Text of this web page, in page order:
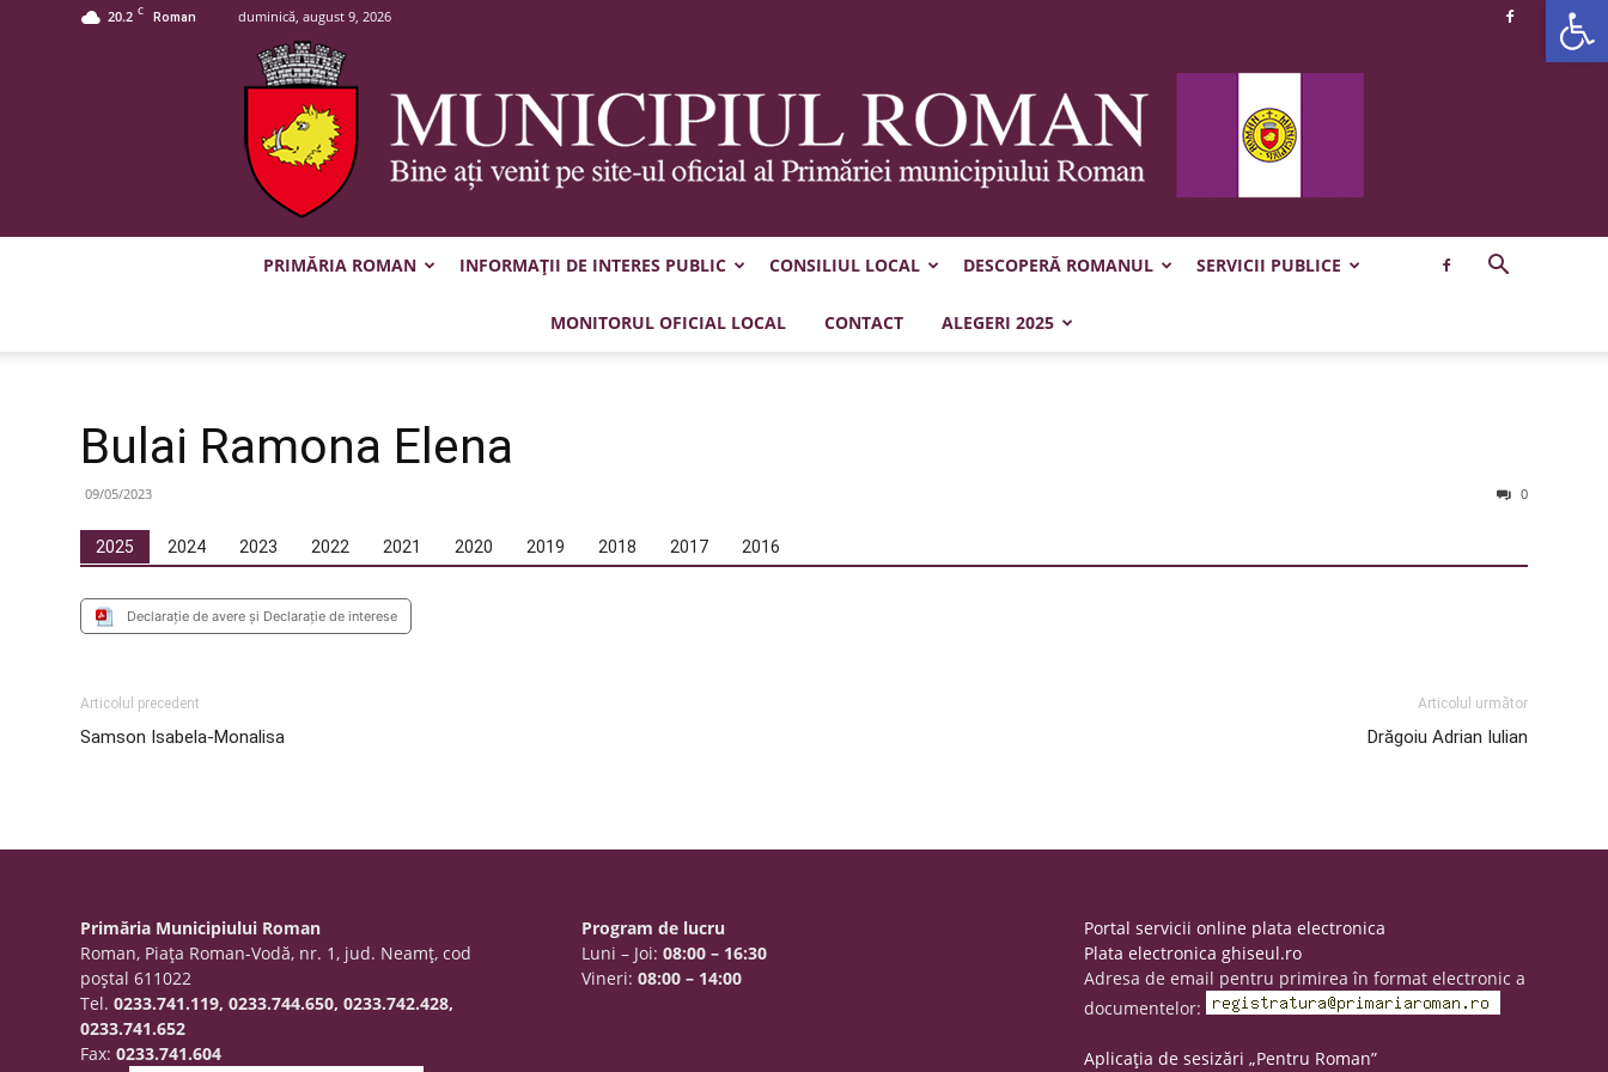
20.2 C Roman duminică, august 9, 2026
Municipiul
PRIMĂRIA ROMAN INFORMAȚII DE INTERES PUBLIC CONSILIUL LOCAL DESCOPERĂ ROMANUL SERVICII PUBLICE
MONITORUL OFICIAL LOCAL CONTACT ALEGERI 2025
Bulai Ramona Elena
09/05/2023 0
2025 2024 2023 2022 2021 2020 2019 2018 2017 2016
Declarație de avere și Declarație de interese
Articolul precedent
Samson Isabela-Monalisa
Articolul următor
Drăgoiu Adrian Iulian
Primăria Municipiului Roman
Roman, Piaţa Roman-Vodă, nr. 1, jud. Neamţ, cod
poştal 611022
Tel.0233.741.119, 0233.744.650, 0233.742.428,
0233.741.652
Fax:0233.741.604
Program de lucru
Luni – Joi:08:00 – 16:30
Vineri:08:00 – 14:00
Portal servicii online plata electronica
Plata electronica ghiseul.ro
Adresa de email pentru primirea în format electronic a
documentelor:
Aplicația de sesizări „Pentru Roman”